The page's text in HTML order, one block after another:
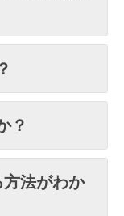
？
法がわか